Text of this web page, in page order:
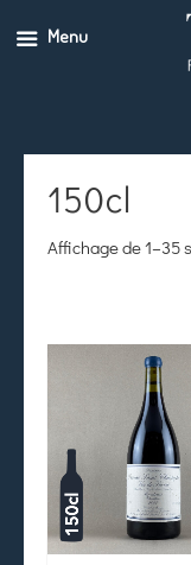
150cl
Affichage de 1–35
Menu